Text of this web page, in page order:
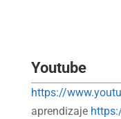
Youtube
https://
aprendizaje